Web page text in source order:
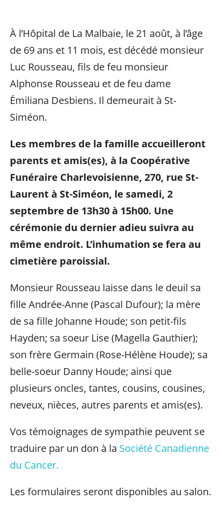
À l’Hôpital de La Malbaie, le 21 août, à l’âge
de 69 ans et 11 mois, est décédé monsieur
Luc Rousseau, fils de feu monsieur
Alphonse Rousseau et de feu dame
Émiliana Desbiens. Il demeurait à St-
Siméon.
Les membres de la famille accueilleront
parents et amis(es), à la Coopérative
Funéraire Charlevoisienne, 270, rue St-
Laurent à St-Siméon, le samedi, 2
septembre de 13h30 à 15h00. Une
cérémonie du dernier adieu suivra au
même endroit. L’inhumation se fera au
cimetière paroissial.
Monsieur Rousseau laisse dans le deuil sa
fille Andrée-Anne (Pascal Dufour); la mère
de sa fille Johanne Houde; son petit-fils
Hayden; sa soeur Lise (Magella Gauthier);
son frère Germain (Rose-Hélène Houde); sa
belle-soeur Danny Houde; ainsi que
plusieurs oncles, tantes, cousins, cousines,
neveux, nièces, autres parents et amis(es).
Vos témoignages de sympathie peuvent se
traduire par un don à la Société Canadienne
du Cancer.
Les formulaires seront disponibles au salon.